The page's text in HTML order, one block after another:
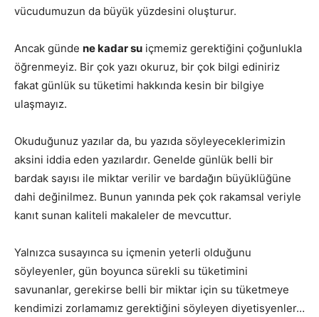
vücudumuzun da büyük yüzdesini oluşturur.
Ancak günde ne kadar su içmemiz gerektiğini çoğunlukla
öğrenmeyiz. Bir çok yazı okuruz, bir çok bilgi ediniriz
fakat günlük su tüketimi hakkında kesin bir bilgiye
ulaşmayız.
Okuduğunuz yazılar da, bu yazıda söyleyeceklerimizin
aksini iddia eden yazılardır. Genelde günlük belli bir
bardak sayısı ile miktar verilir ve bardağın büyüklüğüne
dahi değinilmez. Bunun yanında pek çok rakamsal veriyle
kanıt sunan kaliteli makaleler de mevcuttur.
Yalnızca susayınca su içmenin yeterli olduğunu
söyleyenler, gün boyunca sürekli su tüketimini
savunanlar, gerekirse belli bir miktar için su tüketmeye
kendimizi zorlamamız gerektiğini söyleyen diyetisyenler…